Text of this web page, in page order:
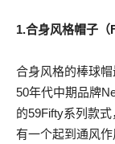
1.合身风格帽子（
合身风格的棒球
50年代中期品牌
的59Fifty系列款
有一个起到通风作